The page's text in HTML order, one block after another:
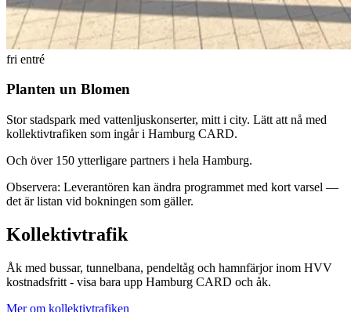
fri entré
Planten un Blomen
Stor stadspark med vattenljuskonserter, mitt i city. Lätt att nå med
kollektivtrafiken som ingår i Hamburg CARD.
Och över 150 ytterligare partners i hela Hamburg.
Observera: Leverantören kan ändra programmet med kort varsel —
det är listan vid bokningen som gäller.
Kollektivtrafik
Åk med bussar, tunnelbana, pendeltåg och hamnfärjor inom HVV
kostnadsfritt - visa bara upp Hamburg CARD och åk.
Mer om kollektivtrafiken